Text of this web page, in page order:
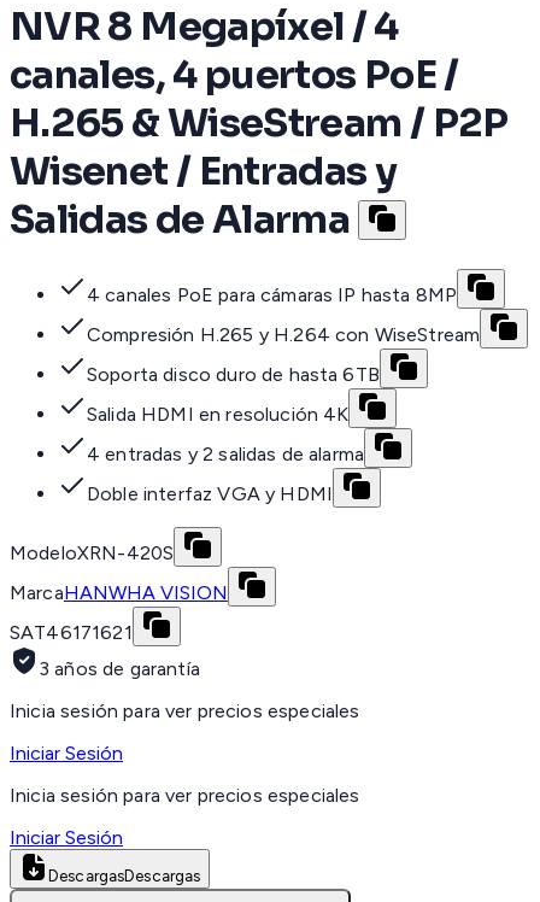
NVR 8 Megapíxel / 4
canales, 4 puertos PoE /
H.265 & WiseStream / P2P
Wisenet / Entradas y
Salidas de Alarma
4 canales PoE para cámaras IP hasta 8MP
Compresión H.265 y H.264 con WiseStream
Soporta disco duro de hasta 6TB
Salida HDMI en resolución 4K
4 entradas y 2 salidas de alarma
Doble interfaz VGA y HDMI
ModeloXRN-420S
MarcaHANWHA VISION
SAT46171621
3 años de garantía
Inicia sesión para ver precios especiales
Iniciar Sesión
Inicia sesión para ver precios especiales
Iniciar Sesión
DescargasDescargas